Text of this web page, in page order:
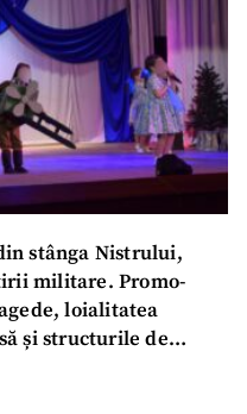
stânga Nistrului,
militare. Promo-
loialitatea
și structurile de